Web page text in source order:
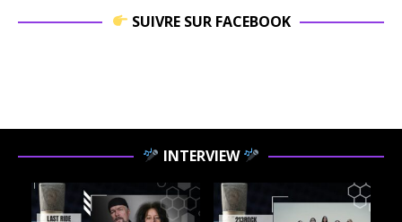
SUIVRE SUR FACEBOOK
INTERVIEW